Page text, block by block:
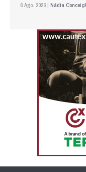
6 Ago. 2026 | Nádia